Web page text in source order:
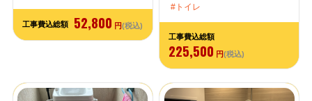
工事費込総額 52,800 円(税込)
トイレ
工事費込総額
225,500 円(税込)